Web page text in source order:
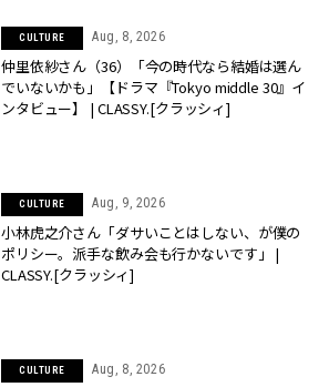
CULTURE Aug, 8, 2026
仲里依紗さん（36）「今の時代なら結婚は選ん
でいないかも」【ドラマ『Tokyo middle 30』イ
ンタビュー】 | CLASSY.[クラッシィ]
CULTURE Aug, 9, 2026
小林虎之介さん「ダサいことはしない、が僕の
ポリシー。派手な飲み会も行かないです」 |
CLASSY.[クラッシィ]
CULTURE Aug, 8, 2026